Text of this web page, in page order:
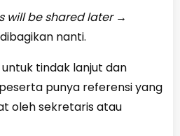
will be shared later →
nanti.
tindak lanjut dan
punya referensi yang
oleh sekretaris atau